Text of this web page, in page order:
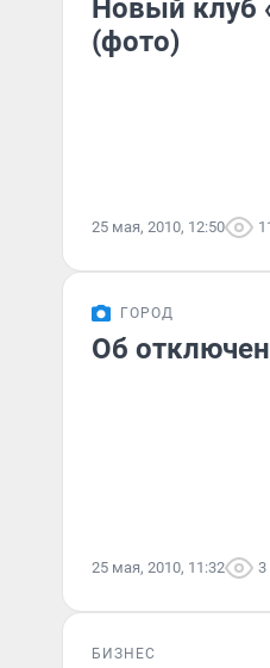
Новый клуб
(фото)
25 мая, 2010, 12:50
ГОРОД
Об
25 мая, 2010, 11:32 3
БИЗНЕС